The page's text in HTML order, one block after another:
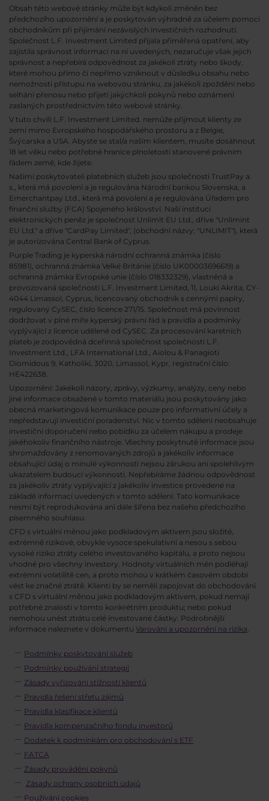
Obsah této webové stránky může být kdykoli změněn bez
předchozího upozornění a je poskytován výhradně za účelem pomoci
obchodníkům při přijímání nezávislých investičních rozhodnutí.
Společnost L.F. Investment Limited přijala přiměřená opatření, aby
zajistila správnost informací na ní uvedených, nezaručuje však jejich
správnost a nepřebírá odpovědnost za jakékoli ztráty nebo škody,
které mohou přímo či nepřímo vzniknout v důsledku obsahu nebo
nemožnosti přístupu na webovou stránku, za jakékoli zpoždění nebo
selhání přenosu nebo přijetí jakýchkoli pokynů nebo oznámení
zaslaných prostřednictvím této webové stránky.
V tuto chvíli L.F. Investment Limited. nemůže přijmout klienty ze
zemí mimo Evropského hospodářského prostoru a z Belgie,
Švýcarska a USA. Abyste se stal/a naším klientem, musíte dosáhnout
18 let věku nebo potřebné hranice plnoletosti stanovené právním
řádem země, kde žijete.
Našimi poskytovateli platebních služeb jsou společnosti TrustPay a.
s., která má povolení a je regulována Národní bankou Slovenska, a
Emerchantpay Ltd., která má povolení a je regulována Úřadem pro
finanční služby (FCA) Spojeného království. Naší institucí
elektronických peněz je společnost Unlimit EU Ltd., dříve "Unlimint
EU Ltd." a dříve "CardPay Limited", (obchodní názvy: "UNLIMIT"), která
je autorizována Central Bank of Cyprus.
Purple Trading je kyperská národní ochranná známka (číslo
85981), ochranná známka Velké Británie (číslo UK00003696619) a
ochranná známka Evropské unie (číslo 018332329), vlastněná a
provozovaná společností L.F. Investment Limited, 11, Louki Akrita, CY-
4044 Limassol, Cyprus, licencovaný obchodník s cennými papíry,
regulovaný CySEC, číslo licence 271/15. Společnost má povinnost
dodržovat v plné míře kyperský právní řád a pravidla a podmínky
vyplývající z licence udělené od CySEC. Za procesování karetních
plateb je zodpovědná dceřinná společnost společnosti L.F.
Investment Ltd., LFA International Ltd., Aiolou & Panagioti
Diomidous 9, Katholiki, 3020, Limassol, Kypr, registrační číslo:
HE422638.
Upozornění: Jakékoli názory, zprávy, výzkumy, analýzy, ceny nebo
jiné informace obsažené v tomto materiálu jsou poskytovány jako
obecná marketingová komunikace pouze pro informativní účely a
nepředstavují investiční poradenství. Nic v tomto sdělení neobsahuje
investiční doporučení nebo pobídku za účelem nákupu a prodeje
jakéhokoliv finančního nástroje. Všechny poskytnuté informace jsou
shromažďovány z renomovaných zdrojů a jakékoliv informace
obsahující údaj o minulé výkonnosti nejsou zárukou ani spolehlivým
ukazatelem budoucí výkonnosti. Nepřebíráme žádnou odpovědnost
za jakékoliv ztráty vyplývající z jakékoliv investice provedené na
základě informací uvedených v tomto sdělení. Tato komunikace
nesmí být reprodukována ani dále šířena bez našeho předchozího
písemného souhlasu.
CFD s virtuální měnou jako podkladovým aktivem jsou složité,
extrémně rizikové, obvykle vysoce spekulativní a nesou s sebou
vysoké riziko ztráty celého investovaného kapitálu, a proto nejsou
vhodné pro všechny investory. Hodnoty virtuálních měn podléhají
extrémní volatilitě cen, a proto mohou v krátkém časovém období
vést ke značné ztrátě. Klienti by se neměli zapojovat do obchodování
s CFD s virtuální měnou jako podkladovým aktivem, pokud nemají
potřebné znalosti v tomto konkrétním produktu; nebo pokud
nemohou unést ztrátu celé investované částky. Podrobnější
informace naleznete v dokumentu Varování a upozornění na rizika.
Podmínky poskytování služeb
Podmínky používání strategií
Zásady vyřizování stížností klientů
Pravidla řešení střetu zájmů
Pravidla klasifikace klientů
Pravidla kompenzačního fondu investorů
Dodatek k podmínkám pro obchodování s ETF
FATCA
Zásady provádění pokynů
Zásady ochrany osobních údajů
Používání cookies